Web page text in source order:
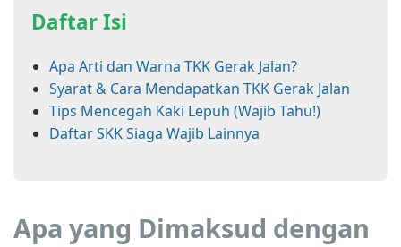
Daftar Isi
Apa Arti dan Warna TKK Gerak Jalan?
Syarat & Cara Mendapatkan TKK Gerak Jalan
Tips Mencegah Kaki Lepuh (Wajib Tahu!)
Daftar SKK Siaga Wajib Lainnya
Apa yang Dimaksud dengan